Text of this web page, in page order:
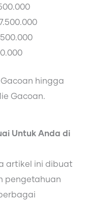
hingga
Gacoan.
Untuk Anda di
artikel ini dibuat
pengetahuan